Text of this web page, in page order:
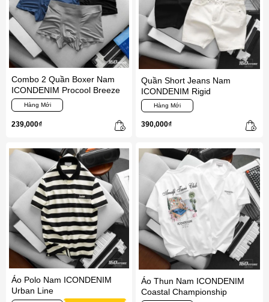
Combo 2 Quần Boxer Nam
ICONDENIM Procool Breeze
Hàng Mới
239,000₫
Quần Short Jeans Nam
ICONDENIM Rigid
Hàng Mới
390,000₫
Áo Polo Nam ICONDENIM
Urban Line
Áo Thun Nam ICONDENIM
Coastal Championship